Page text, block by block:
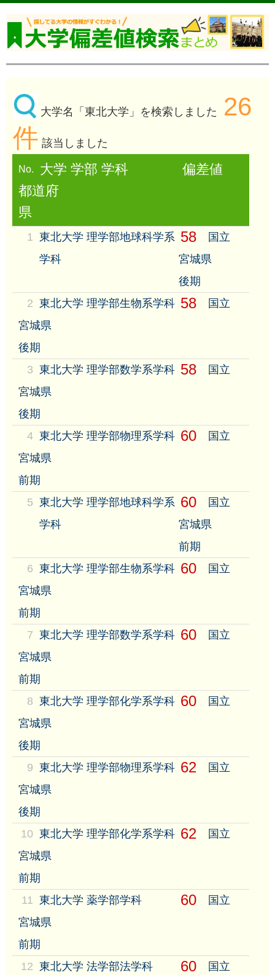
大学名「東北大学」を検索しました 26
件 該当しました
No. 大学 学部 学科
偏差値
都道府
県
1
東北大学 理学部地球科学系
学科
58
国立
宮城県
後期
2 東北大学 理学部生物系学科 58
国立
宮城県
後期
3 東北大学 理学部数学系学科 58
国立
宮城県
後期
4 東北大学 理学部物理系学科 60
国立
宮城県
前期
5 東北大学 理学部地球科学系
学科
60
国立
宮城県
前期
6 東北大学 理学部生物系学科 60
国立
宮城県
前期
7 東北大学 理学部数学系学科 60
国立
宮城県
前期
8 東北大学 理学部化学系学科 60
国立
宮城県
後期
9 東北大学 理学部物理系学科 62
国立
宮城県
後期
10 東北大学 理学部化学系学科 62
国立
宮城県
前期
11
東北大学 薬学部学科 60
国立
宮城県
前期
12 東北大学 法学部法学科 60
国立